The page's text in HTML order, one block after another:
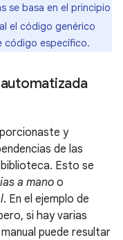
se basa en el principio
el código genérico
código específico.
y
de las
Esto se
a mano o
. En el ejemplo de
si hay varias
puede resultar